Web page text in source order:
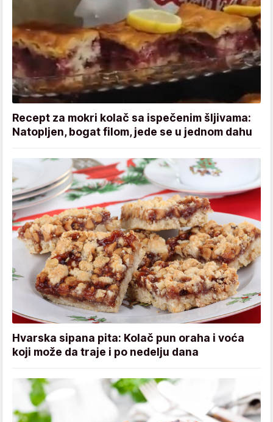
Recept za mokri kolač sa ispečenim šljivama:
Natopljen, bogat filom, jede se u jednom dahu
Hvarska sipana pita: Kolač pun oraha i voća
koji može da traje i po nedelju dana